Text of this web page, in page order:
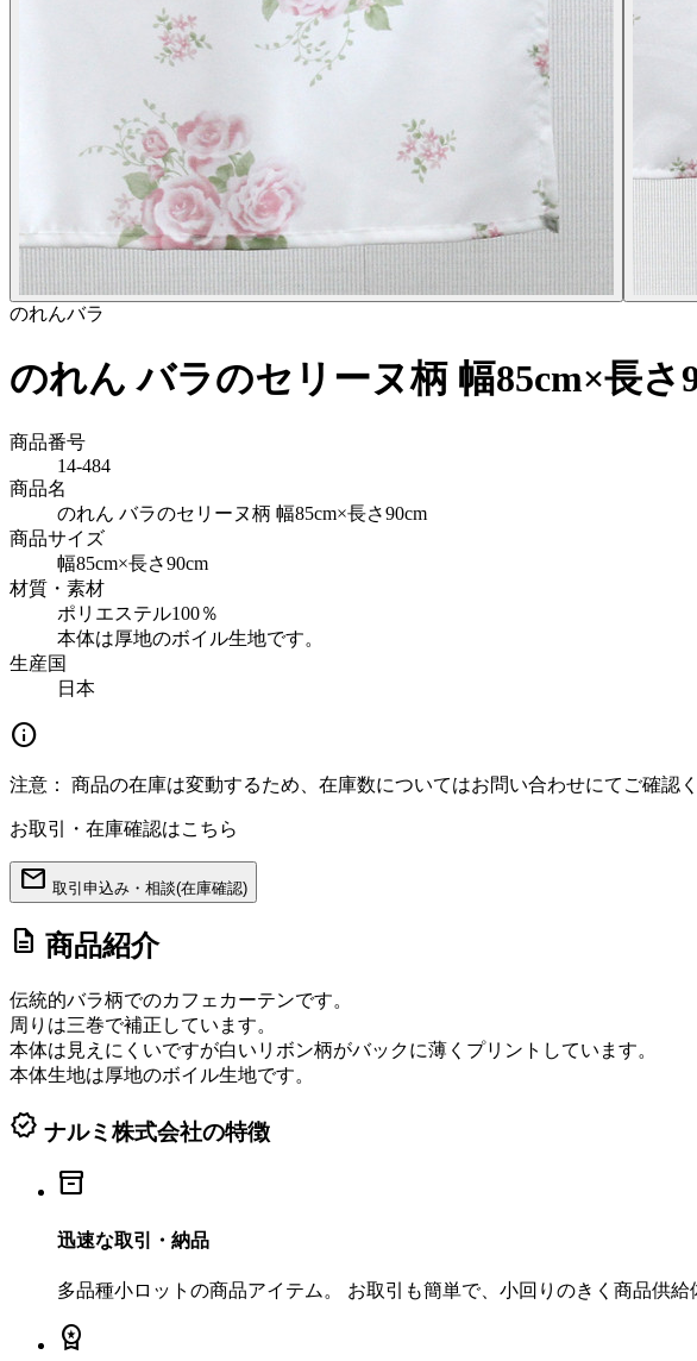
のれんバラ
のれん バラのセリーヌ柄 幅85cm×長さ
商品番号
14-484
商品名
のれん バラのセリーヌ柄 幅85cm×長さ90cm
商品サイズ
幅85cm×長さ90cm
材質・素材
ポリエステル100％
本体は厚地のボイル生地です。
生産国
日本
info
注意： 商品の在庫は変動するため、在庫数についてはお問い合わせにてご確認
お取引・在庫確認はこちら
mail 取引申込み・相談(在庫確認)
description 商品紹介
伝統的バラ柄でのカフェカーテンです。
周りは三巻で補正しています。
本体は見えにくいですが白いリボン柄がバックに薄くプリントしています。
本体生地は厚地のボイル生地です。
verified ナルミ株式会社の特徴
inventory_2
迅速な取引・納品
多品種小ロットの商品アイテム。 お取引も簡単で、小回りのきく商品供
workspace_premium